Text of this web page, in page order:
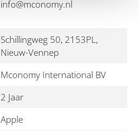
info@mconomy.nl
Schillingweg 50, 2153PL,
Nieuw-Vennep
Mconomy International BV
2 Jaar
Apple